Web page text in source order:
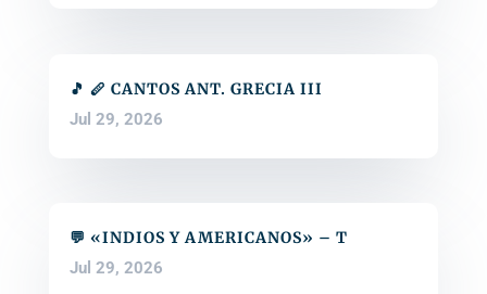
🎵 🪈 CANTOS ANT. GRECIA III
Jul 29, 2026
💬 «INDIOS Y AMERICANOS» – T
Jul 29, 2026